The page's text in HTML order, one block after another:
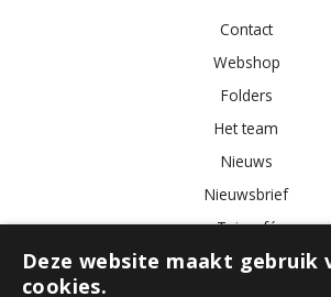
Contact
Webshop
Folders
Het team
Nieuws
Nieuwsbrief
Tuincafé
Vacatures
Deze website maakt gebruik
cookies.